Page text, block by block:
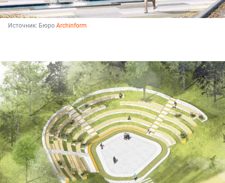
Источник: Бюро Archinform